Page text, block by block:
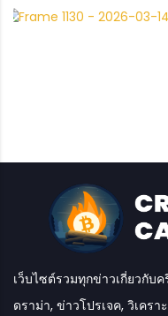
เว็บไซต์รวมทุกข่าวเกี่ยวกับ
ดราม่า, ข่าวโปรเจค, วิเคร